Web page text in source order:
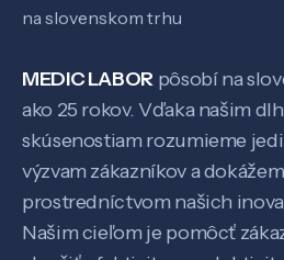
Veda a
na slovenskom trhu
MEDIC LABOR pôsobí na
ako 25 rokov. Vďaka našim
skúsenostiam rozumieme
výzvam zákazníkov a
prostredníctvom našich
Našim cieľom je pomôcť